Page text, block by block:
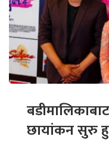
छायांकन सुरु